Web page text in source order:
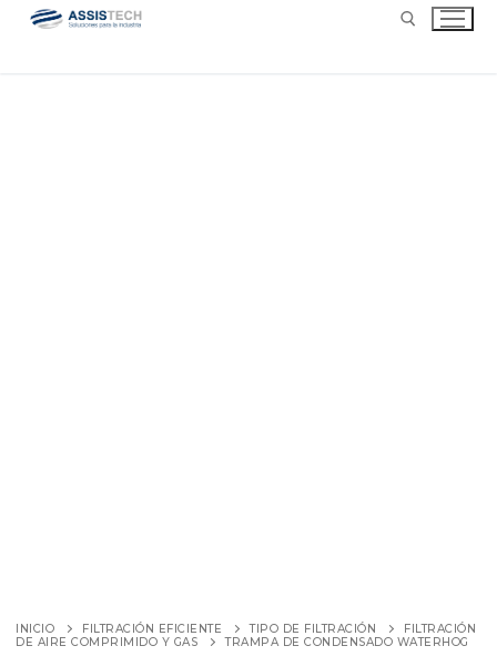
INICIO FILTRACIÓN EFICIENTE TIPO DE FILTRACIÓN
FILTRACIÓN
DE AIRE COMPRIMIDO Y GAS
TRAMPA DE CONDENSADO WATERHOG